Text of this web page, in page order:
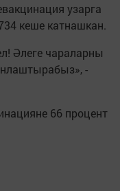
узарга
кеше катнашкан.
Әлеге чараларны
-
66 процент